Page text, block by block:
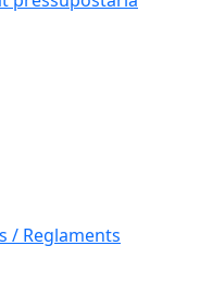
/ Reglaments